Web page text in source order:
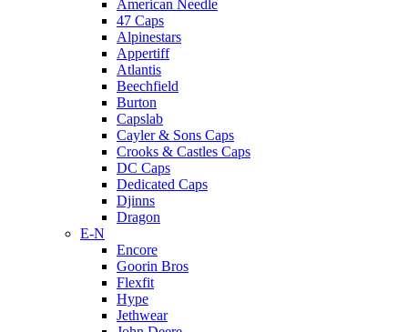
American Needle
47 Caps
Alpinestars
Appertiff
Atlantis
Beechfield
Burton
Capslab
Cayler & Sons Caps
Crooks & Castles Caps
DC Caps
Dedicated Caps
Djinns
Dragon
E-N
Encore
Goorin Bros
Flexfit
Hype
Jethwear